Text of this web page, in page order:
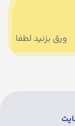
ورق بزنید لطفا